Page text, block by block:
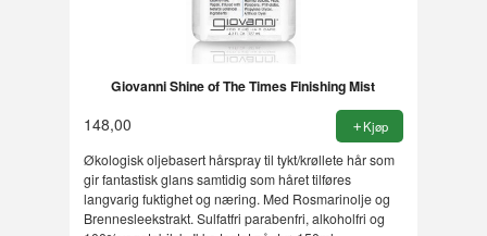
Giovanni Shine of The Times Finishing Mist
148,00 Kjøp
Økologisk oljebasert hårspray til tykt/krøllete hår som
gir fantastisk glans samtidig som håret tilføres
langvarig fuktighet og næring. Med Rosmarinolje og
Brennesleekstrakt. Sulfatfri parabenfri, alkoholfri og